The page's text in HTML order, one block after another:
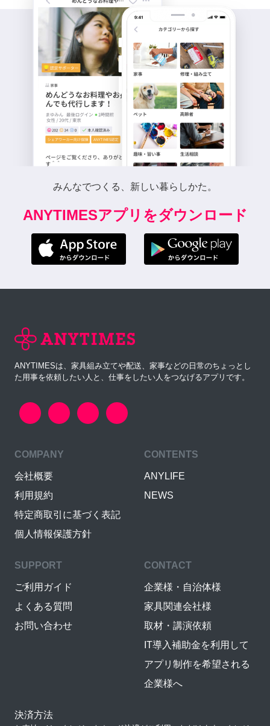
みんなでつくる、新しい暮らしかた。
ANYTIMESアプリをダウンロード
ANYTIMESは、家具組み立てや配送、家事などの日常のちょっとし
た用事を依頼したい人と、仕事をしたい人をつなげるアプリです。
COMPANY
会社概要
利用規約
特定商取引に基づく表記
個人情報保護方針
CONTENTS
ANYLIFE
NEWS
SUPPORT
ご利用ガイド
よくある質問
お問い合わせ
CONTACT
企業様・自治体様
家具関連会社様
取材・講演依頼
IT導入補助金を利用して
アプリ制作を希望される
企業様へ
決済方法